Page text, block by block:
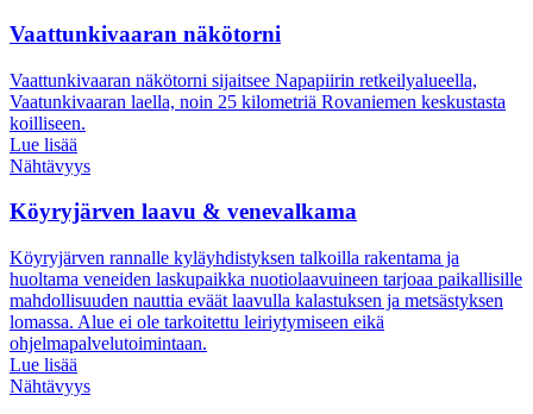
Vaattunkivaaran näkötorni
Vaattunkivaaran näkötorni sijaitsee Napapiirin retkeilyalueella,
Vaatunkivaaran laella, noin 25 kilometriä Rovaniemen keskustasta
koilliseen.
Lue lisää
Nähtävyys
Köyryjärven laavu & venevalkama
Köyryjärven rannalle kyläyhdistyksen talkoilla rakentama ja
huoltama veneiden laskupaikka nuotiolaavuineen tarjoaa paikallisille
mahdollisuuden nauttia eväät laavulla kalastuksen ja metsästyksen
lomassa. Alue ei ole tarkoitettu leiriytymiseen eikä
ohjelmapalvelutoimintaan.
Lue lisää
Nähtävyys